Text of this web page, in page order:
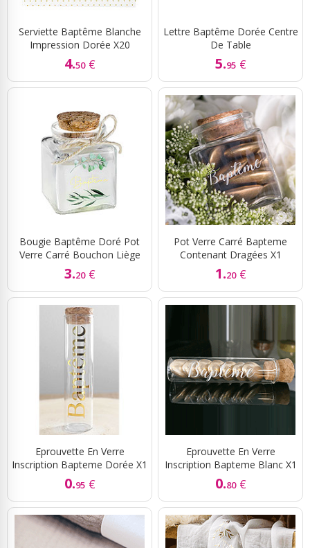
Serviette Baptême Blanche
Impression Dorée X20
4.50 €
Lettre Baptême Dorée Centre
De Table
5.95 €
Bougie Baptême Doré Pot
Verre Carré Bouchon Liège
3.20 €
Pot Verre Carré Bapteme
Contenant Dragées X1
1.20 €
Eprouvette En Verre
Inscription Bapteme Dorée X1
0.95 €
Eprouvette En Verre
Inscription Bapteme Blanc X1
0.80 €